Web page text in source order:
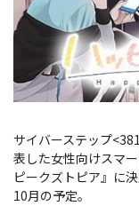
サイバーステップ
表した女性向けスマ
ピークズトピア』に
10月の予定。